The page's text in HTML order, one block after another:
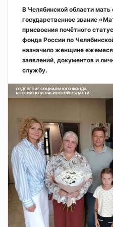
В Челябинской области
государственное звание
присвоения почётного
фонда России по
назначило женщине
заявлений, документов и
службу.